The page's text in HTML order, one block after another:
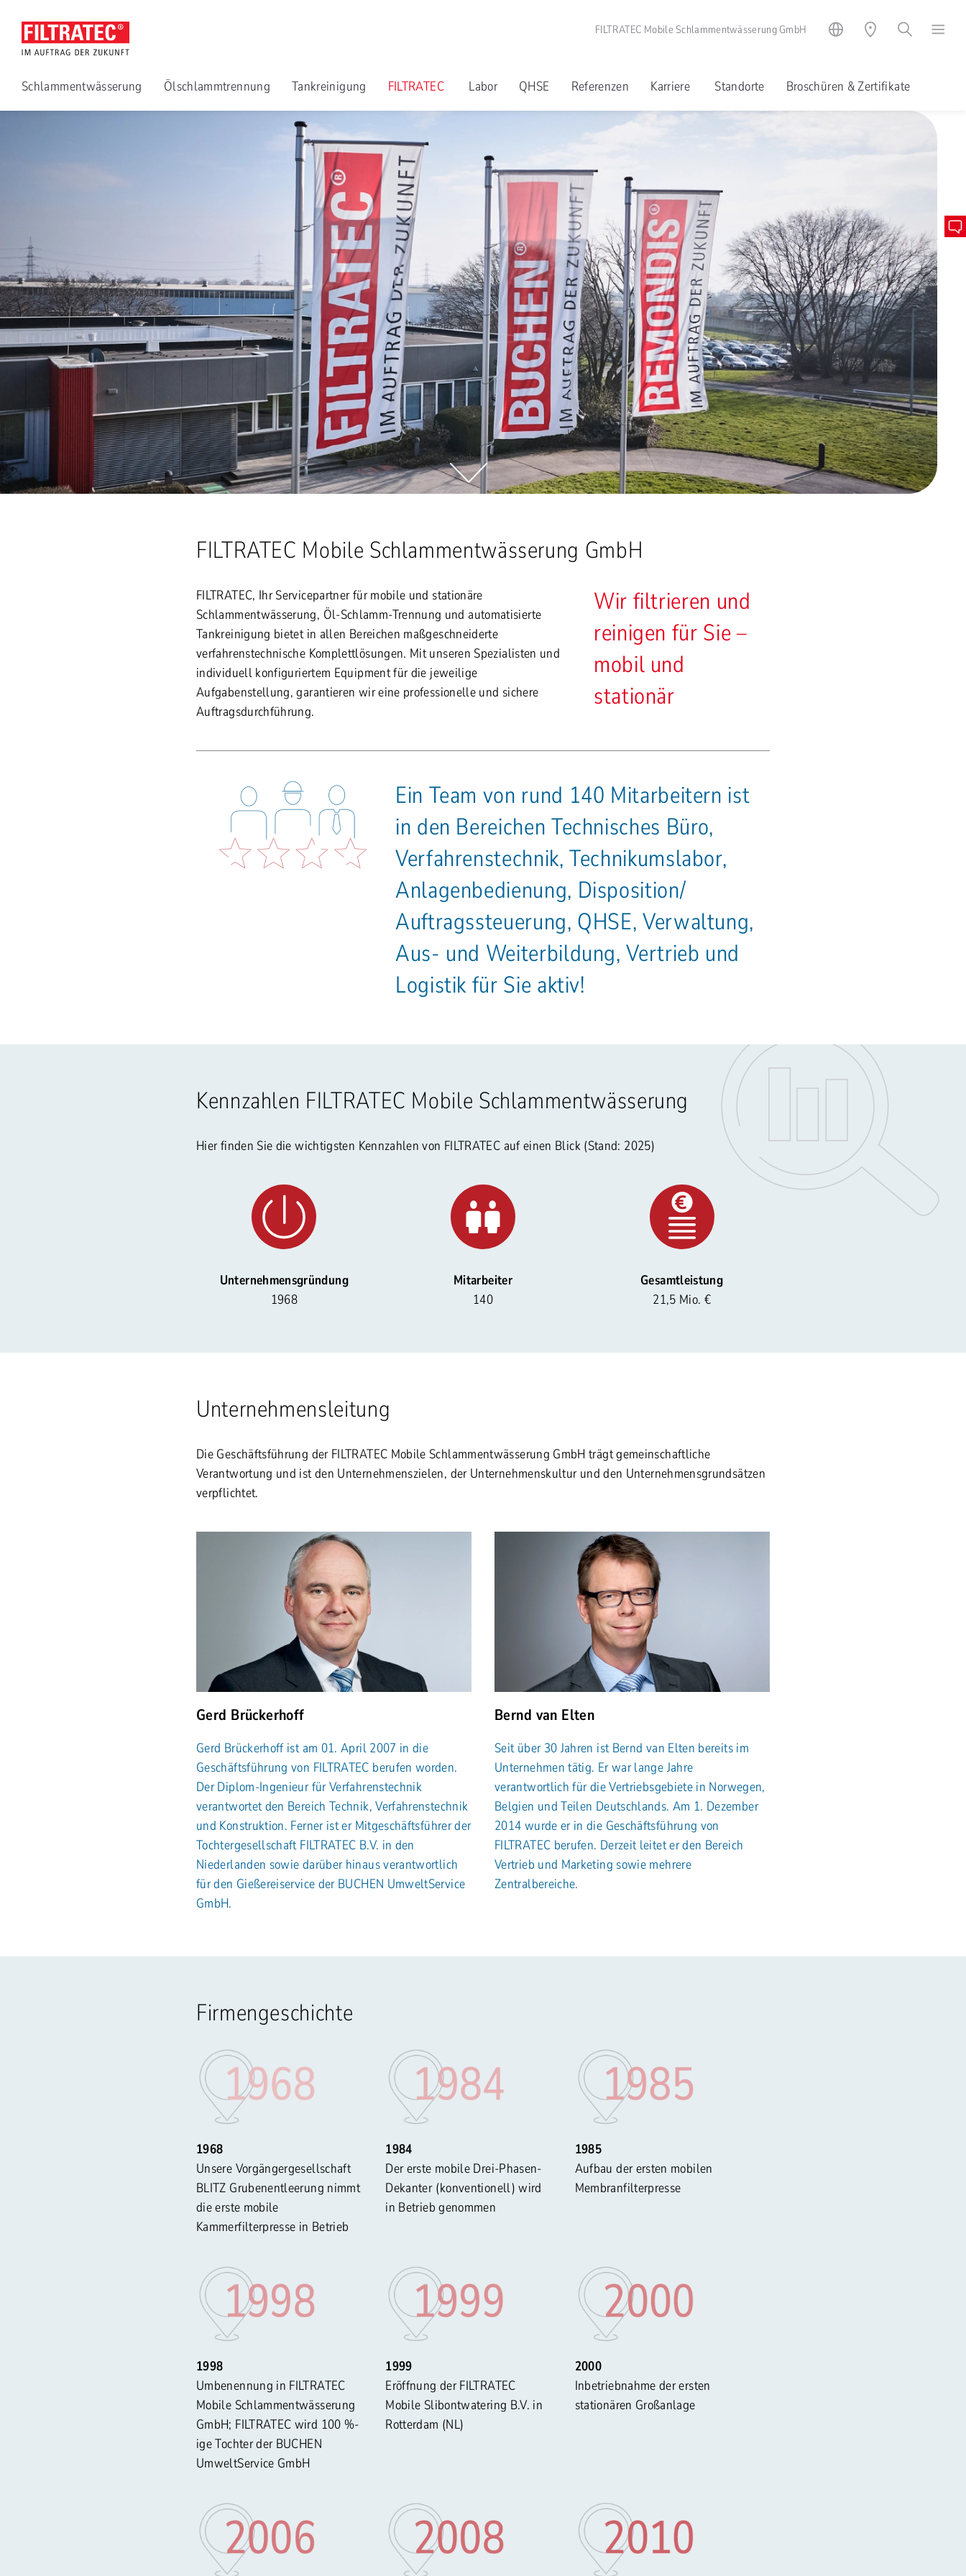
FILTRATEC Mobile Schlammentwässerung GmbH
Schlammentwässerung Ölschlammtrennung Tankreinigung FILTRATEC Labor QHSE Referenzen Karriere Standorte Broschüren & Zertifikate
FILTRATEC Mobile Schlammentwässerung GmbH
FILTRATEC, Ihr Servicepartner für mobile und stationäre
Schlammentwässerung, Öl-Schlamm-Trennung und automatisierte
Tankreinigung bietet in allen Bereichen maßgeschneiderte
verfahrenstechnische Komplettlösungen. Mit unseren Spezialisten und
individuell konfiguriertem Equipment für die jeweilige
Aufgabenstellung, garantieren wir eine professionelle und sichere
Auftragsdurchführung.
Wir filtrieren und
reinigen für Sie –
mobil und
stationär
Ein Team von rund 140 Mitarbeitern ist
in den Bereichen Technisches Büro,
Verfahrenstechnik, Technikumslabor,
Anlagenbedienung, Disposition/
Auftragssteuerung, QHSE, Verwaltung,
Aus- und Weiterbildung, Vertrieb und
Logistik für Sie aktiv!
Kennzahlen FILTRATEC Mobile Schlammentwässerung
Hier finden Sie die wichtigsten Kennzahlen von FILTRATEC auf einen Blick (Stand: 2025)
Unternehmensgründung
1968
Mitarbeiter
140
Gesamtleistung
21,5 Mio. €
Unternehmensleitung
Die Geschäftsführung der FILTRATEC Mobile Schlammentwässerung GmbH trägt gemeinschaftliche
Verantwortung und ist den Unternehmenszielen, der Unternehmenskultur und den Unternehmensgrundsätzen
verpflichtet.
Gerd Brückerhoff
Gerd Brückerhoff ist am 01. April 2007 in die
Geschäftsführung von FILTRATEC berufen worden.
Der Diplom-Ingenieur für Verfahrenstechnik
verantwortet den Bereich Technik, Verfahrenstechnik
und Konstruktion. Ferner ist er Mitgeschäftsführer der
Tochtergesellschaft FILTRATEC B.V. in den
Niederlanden sowie darüber hinaus verantwortlich
für den Gießereiservice der BUCHEN UmweltService
GmbH.
Bernd van Elten
Seit über 30 Jahren ist Bernd van Elten bereits im
Unternehmen tätig. Er war lange Jahre
verantwortlich für die Vertriebsgebiete in Norwegen,
Belgien und Teilen Deutschlands. Am 1. Dezember
2014 wurde er in die Geschäftsführung von
FILTRATEC berufen. Derzeit leitet er den Bereich
Vertrieb und Marketing sowie mehrere
Zentralbereiche.
Firmengeschichte
1968
Unsere Vorgängergesellschaft
BLITZ Grubenentleerung nimmt
die erste mobile
Kammerfilterpresse in Betrieb
1984
Der erste mobile Drei-Phasen-
Dekanter (konventionell) wird
in Betrieb genommen
1985
Aufbau der ersten mobilen
Membranfilterpresse
1998
Umbenennung in FILTRATEC
Mobile Schlammentwässerung
GmbH; FILTRATEC wird 100 %-
ige Tochter der BUCHEN
UmweltService GmbH
1999
Eröffnung der FILTRATEC
Mobile Slibontwatering B.V. in
Rotterdam (NL)
2000
Inbetriebnahme der ersten
stationären Großanlage